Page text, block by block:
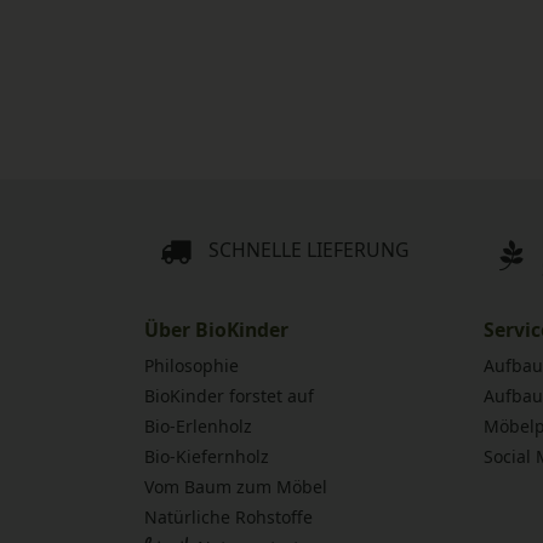
SCHNELLE LIEFERUNG
Über BioKinder
Philosophie
BioKinder forstet auf
Bio-Erlenholz
Bio-Kiefernholz
Vom Baum zum Möbel
Natürliche Rohstoffe
Social